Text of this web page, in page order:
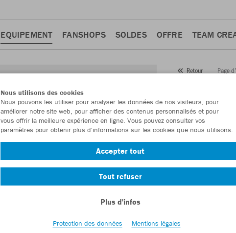
EQUIPEMENT FANSHOPS SOLDES OFFRE TEAM
Retour Page
Numéro d’article:
En tant que
Nous utilisons des cookies
Nous pouvons les utiliser pour analyser les données de nos visiteurs, pour
améliorer notre site web, pour afficher des contenus personnalisés et pour
vous offrir la meilleure expérience en ligne. Vous pouvez consulter vos
paramètres pour obtenir plus d'informations sur les cookies que nous utilisons.
Accepter tout
Tout refuser
Plus d'infos
Protection des données Mentions légales